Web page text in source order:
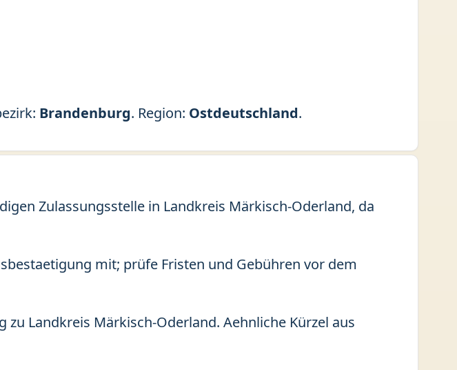
Brandenburg. Region: Ostdeutschland.
Zulassungsstelle in Landkreis Märkisch-Oderland, da
mit; prüfe Fristen und Gebühren vor dem
zu Landkreis Märkisch-Oderland. Aehnliche Kürzel aus